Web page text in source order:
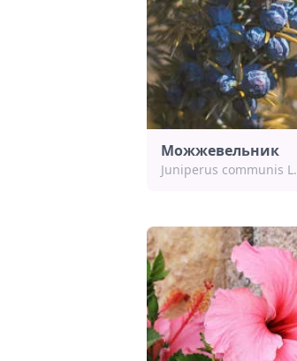
Можжевельник
Juniperus communis L.